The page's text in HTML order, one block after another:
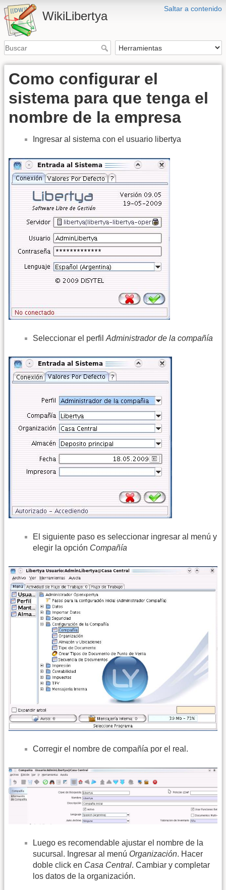
Saltar a contenido
WikiLibertya
Como configurar el
sistema para que tenga el
nombre de la empresa
Ingresar al sistema con el usuario libertya
Seleccionar el perfil Administrador de la compañía
El siguiente paso es seleccionar ingresar al menú y
elegir la opción Compañía
Corregir el nombre de compañía por el real.
Luego es recomendable ajustar el nombre de la
sucursal. Ingresar al menú Organización. Hacer
doble click en Casa Central. Cambiar y completar
los datos de la organización.